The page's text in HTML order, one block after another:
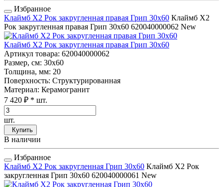
Избранное
Клаймб Х2 Рок закругленная правая Грип 30x60 Клаймб Х2
Рок закругленная правая Грип 30x60 620040000062 New
Клаймб Х2 Рок закругленная правая Грип 30x60
Артикул товара: 620040000062
Размер, см: 30x60
Толщина, мм: 20
Поверхность: Структурированная
Материал: Керамогранит
7 420 ₽ * шт.
шт.
Купить
В наличии
Избранное
Клаймб Х2 Рок закругленная Грип 30x60 Клаймб Х2 Рок
закругленная Грип 30x60 620040000061 New